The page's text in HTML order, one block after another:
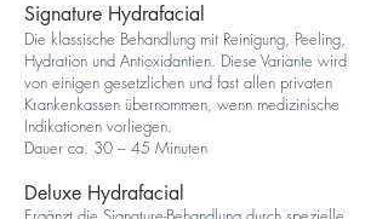
Signature Hydrafacial
Die klassische Behandlung mit Reinigung, Peeling,
Hydration und Antioxidantien. Diese Variante wird
von einigen gesetzlichen und fast allen privaten
Krankenkassen übernommen, wenn medizinische
Indikationen vorliegen.
Dauer ca. 30 – 45 Minuten
Deluxe Hydrafacial